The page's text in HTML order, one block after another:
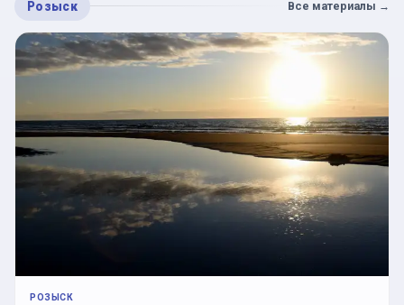
Розыск Все материалы →
РОЗЫСК